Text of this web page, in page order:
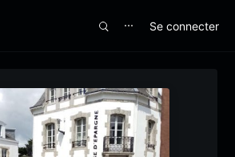
⋯ Se connecter